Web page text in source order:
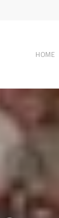
HOME